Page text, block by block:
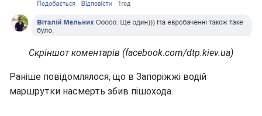
Скріншот коментарів (facebook.com/dtp.kiev.ua)
Раніше повідомлялося, що в Запоріжжі водій
маршрутки насмерть збив пішохода.